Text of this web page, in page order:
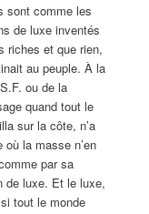
sont comme les
de luxe inventés
riches et que rien,
au peuple. À la
ou de la
quand tout le
sur la côte, n’a
où la masse n’en
par sa
de luxe. Et le luxe,
tout le monde